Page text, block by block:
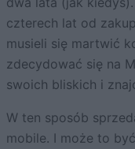
czterech lat od
musieli się martwić
zdecydować się na
swoich bliskich i
W ten sposób
mobile. I może to